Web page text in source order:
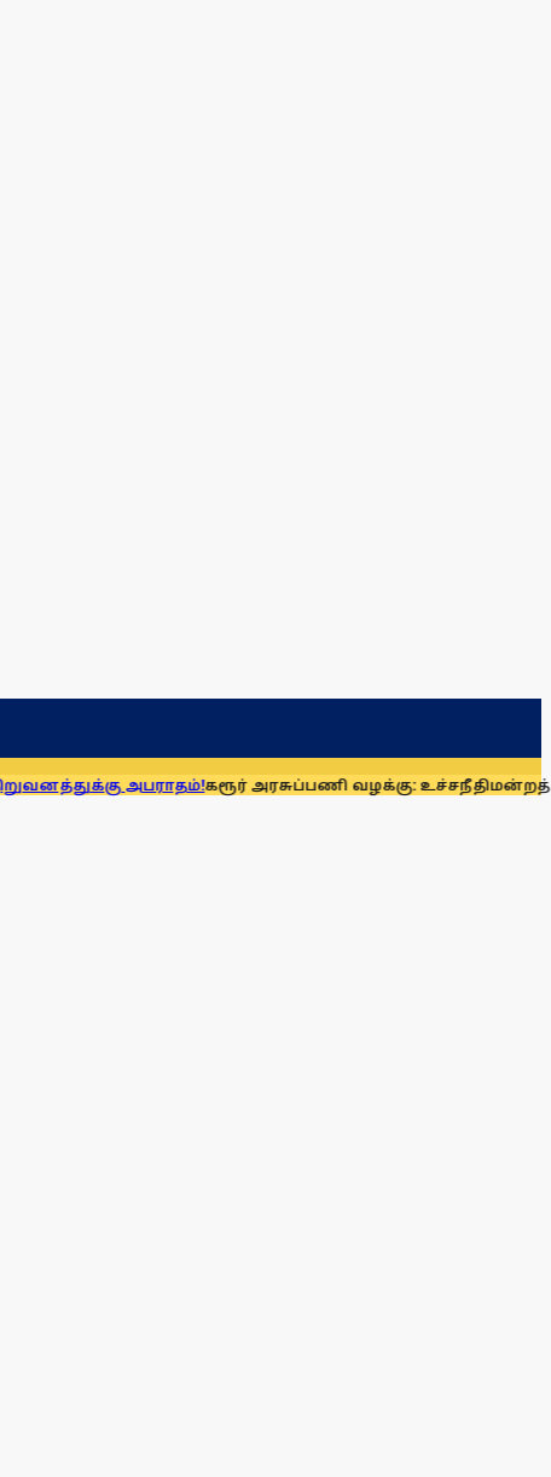
அபராதம்!கரூர் அரசுப்பணி வழக்கு: உச்சநீதிமன்றத்தில் ஆக.